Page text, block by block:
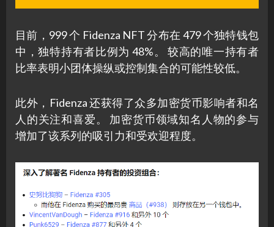
目前，999 个 Fidenza NFT 分布在 479 个独特钱包
中，独特持有者比例为 48%。 较高的唯一持有者
比率表明小团体操纵或控制集合的可能性较低。
此外，Fidenza 还获得了众多加密货币影响者和名
人的关注和喜爱。 加密货币领域知名人物的参与
增加了该系列的吸引力和受欢迎程度。